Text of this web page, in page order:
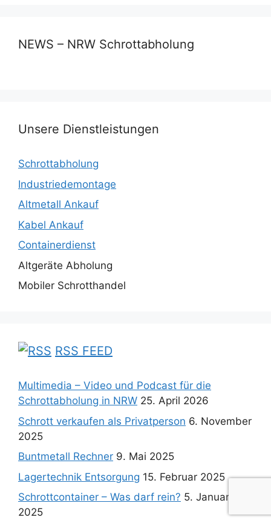
NEWS – NRW Schrottabholung
Unsere Dienstleistungen
Schrottabholung
Industriedemontage
Altmetall Ankauf
Kabel Ankauf
Containerdienst
Altgeräte Abholung
Mobiler Schrotthandel
RSS FEED
Multimedia – Video und Podcast für die
Schrottabholung in NRW 25. April 2026
Schrott verkaufen als Privatperson 6. November
2025
Buntmetall Rechner 9. Mai 2025
Lagertechnik Entsorgung 15. Februar 2025
Schrottcontainer – Was darf rein? 5. Januar
2025